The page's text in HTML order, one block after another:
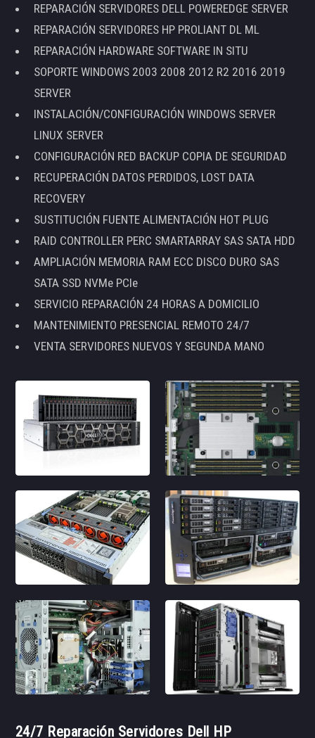
REPARACIÓN SERVIDORES DELL POWEREDGE SERVER
REPARACIÓN SERVIDORES HP PROLIANT DL ML
REPARACIÓN HARDWARE SOFTWARE IN SITU
SOPORTE WINDOWS 2003 2008 2012 R2 2016 2019
SERVER
INSTALACIÓN/CONFIGURACIÓN WINDOWS SERVER
LINUX SERVER
CONFIGURACIÓN RED BACKUP COPIA DE SEGURIDAD
RECUPERACIÓN DATOS PERDIDOS, LOST DATA
RECOVERY
SUSTITUCIÓN FUENTE ALIMENTACIÓN HOT PLUG
RAID CONTROLLER PERC SMARTARRAY SAS SATA HDD
AMPLIACIÓN MEMORIA RAM ECC DISCO DURO SAS
SATA SSD NVMe PCIe
SERVICIO REPARACIÓN 24 HORAS A DOMICILIO
MANTENIMIENTO PRESENCIAL REMOTO 24/7
VENTA SERVIDORES NUEVOS Y SEGUNDA MANO
24/7 Reparación Servidores Dell HP